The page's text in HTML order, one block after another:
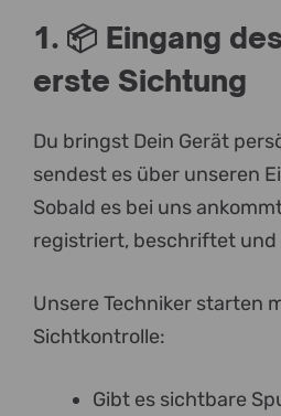
1. 📦 Eingang
erste Sichtung
Du bringst Dein Gerät
sendest es über unseren
Sobald es bei uns
registriert, beschriftet
Unsere Techniker starten
Sichtkontrolle:
Gibt es sichtbare